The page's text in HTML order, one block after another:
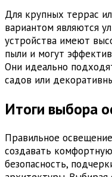
Для крупных террас
вариантом являются
устройства имеют
пыли и могут
Они идеально
садов или
Итоги выбора
Правильное
создавать
безопасность,